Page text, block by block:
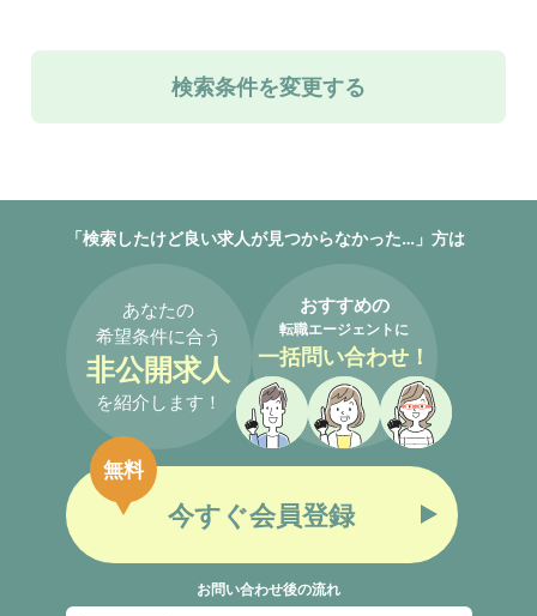
検索条件を変更する
「検索したけど良い求人が見つからなかった…」方は
あなたの
希望条件に合う
非公開求人
を紹介します！
おすすめの
転職エージェントに
一括問い合わせ！
今すぐ会員登録
無料
お問い合わせ後の流れ